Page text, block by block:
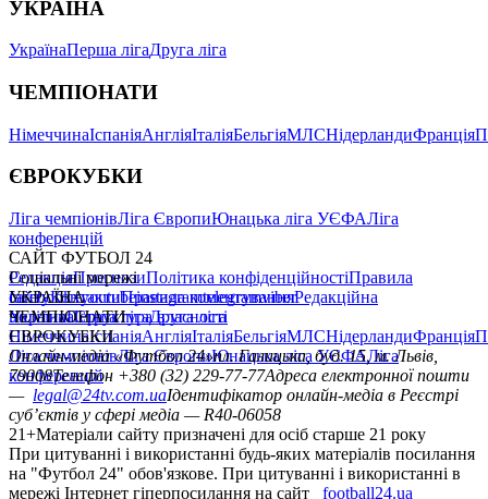
УКРАЇНА
УкраїнаПерша лігаДруга ліга
ЧЕМПІОНАТИ
НімеччинаІспаніяАнгліяІталіяБельгіяМЛСНідерландиФранція
ЄВРОКУБКИ
Ліга чемпіонівЛіга ЄвропиЮнацька ліга УЄФАЛіга
конференцій
САЙТ ФУТБОЛ 24
РедакціяПрогнозиПолітика конфіденційностіПравила
сайтуКонтактиПравила коментуванняРедакційна
політикаСтруктура власності
Соціальні мережі
facebookxyoutubeinstagramtelegramviber
УКРАЇНА
УкраїнаПерша лігаДруга ліга
ЧЕМПІОНАТИ
НімеччинаІспаніяАнгліяІталіяБельгіяМЛСНідерландиФранція
ЄВРОКУБКИ
Ліга чемпіонівЛіга ЄвропиЮнацька ліга УЄФАЛіга
конференцій
Онлайн-медіа «Футбол 24»пл. Галицька, буд. 15, м. Львів,
79008Телефон +380 (32) 229-77-77Адреса електронної пошти
— legal@24tv.com.uaІдентифікатор онлайн-медіа в Реєстрі
суб’єктів у сфері медіа — R40-06058
21+Матеріали сайту призначені для осіб старше 21 року
При цитуванні і використанні будь-яких матеріалів посилання
на "Футбол 24" обов'язкове. При цитуванні і використанні в
мережі Інтернет гіперпосилання на сайт
football24.ua